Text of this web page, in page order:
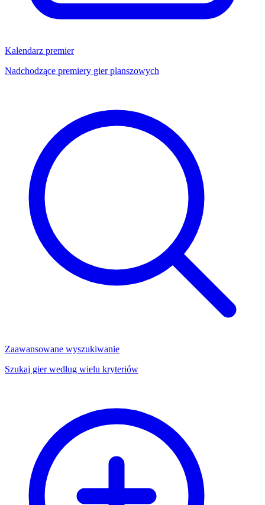
Kalendarz premier
Nadchodzące premiery gier planszowych
Zaawansowane wyszukiwanie
Szukaj gier według wielu kryteriów